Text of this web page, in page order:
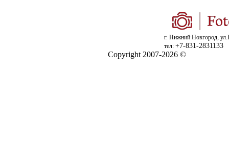
г. Нижний Новгород,
тел: +7-831-2831133
Copyright 2007-2026 ©